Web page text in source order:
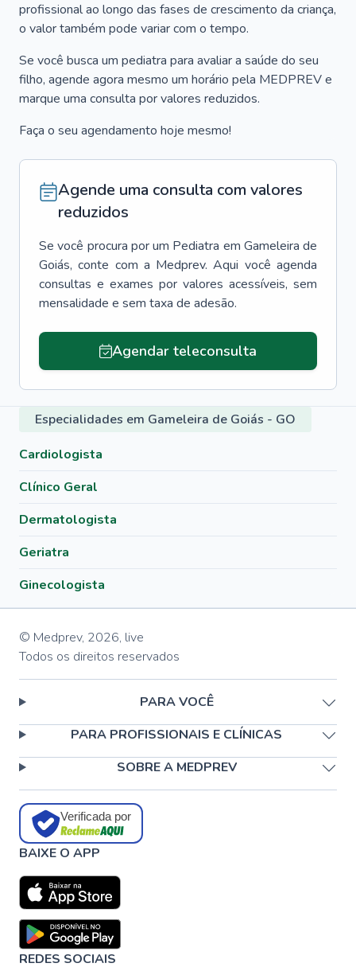
profissional ao longo das fases de crescimento da criança,
o valor também pode variar com o tempo.
Se você busca um pediatra para avaliar a saúde do seu
filho, agende agora mesmo um horário pela MEDPREV e
marque uma consulta por valores reduzidos.
Faça o seu agendamento hoje mesmo!
Agende uma consulta com valores
reduzidos
Se você procura por um Pediatra em Gameleira de
Goiás, conte com a Medprev. Aqui você agenda
consultas e exames por valores acessíveis, sem
mensalidade e sem taxa de adesão.
Agendar teleconsulta
Especialidades em Gameleira de Goiás - GO
Cardiologista
Clínico Geral
Dermatologista
Geriatra
Ginecologista
© Medprev, 2026, live
Todos os direitos reservados
PARA VOCÊ
PARA PROFISSIONAIS E CLÍNICAS
SOBRE A MEDPREV
Verificada por
BAIXE O APP
REDES SOCIAIS